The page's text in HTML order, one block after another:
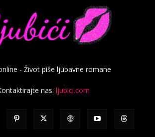
- Život piše ljubavne romane
nas: ljubici.com